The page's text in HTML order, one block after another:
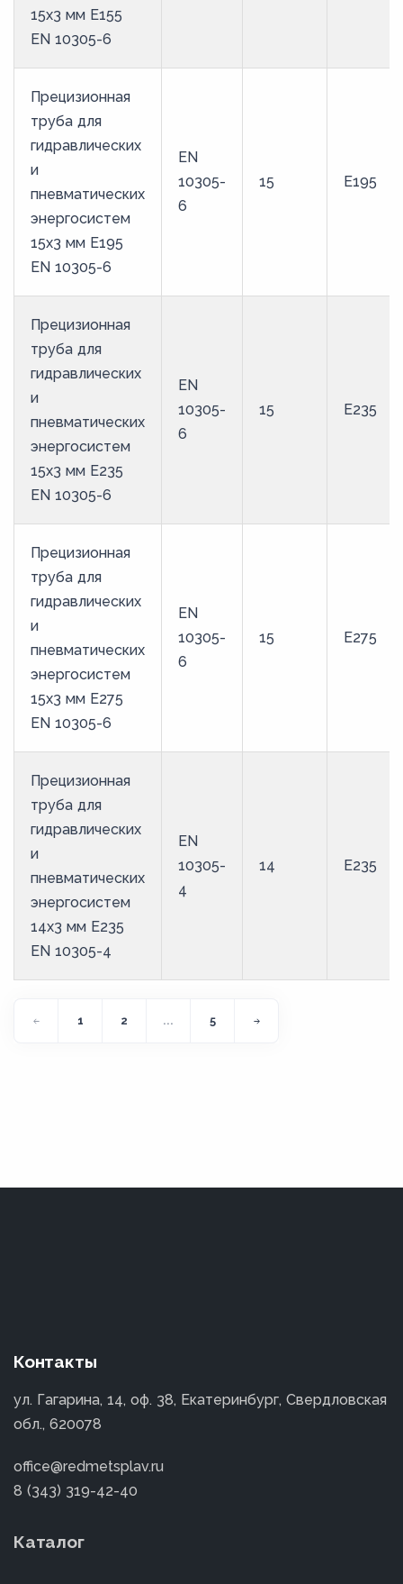
15х3 мм E155
EN 10305-6
Прецизионная
труба для
гидравлических
и
пневматических
энергосистем
15х3 мм E195
EN 10305-6
EN
10305-
6
15 E195
Прецизионная
труба для
гидравлических
и
пневматических
энергосистем
15х3 мм E235
EN 10305-6
EN
10305-
6
15 E235
Прецизионная
труба для
гидравлических
и
пневматических
энергосистем
15х3 мм E275
EN 10305-6
EN
10305-
6
15 E275
Прецизионная
труба для
гидравлических
и
пневматических
энергосистем
14х3 мм E235
EN 10305-4
EN
10305-
4
14 E235
1 2 ... 5
Контакты
ул. Гагарина, 14, оф. 38, Екатеринбург, Свердловская
обл., 620078
office@redmetsplav.ru
8 (343) 319-42-40
Каталог